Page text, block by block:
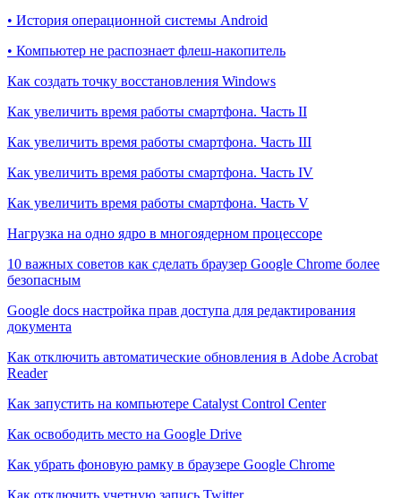
• История операционной системы Android
• Компьютер не распознает флеш-накопитель
Как создать точку восстановления Windows
Как увеличить время работы смартфона. Часть II
Как увеличить время работы смартфона. Часть III
Как увеличить время работы смартфона. Часть IV
Как увеличить время работы смартфона. Часть V
Нагрузка на одно ядро в многоядерном процессоре
10 важных советов как сделать браузер Google Chrome более
безопасным
Google docs настройка прав доступа для редактирования
документа
Как отключить автоматические обновления в Adobe Acrobat
Reader
Как запустить на компьютере Catalyst Control Center
Как освободить место на Google Drive
Как убрать фоновую рамку в браузере Google Chrome